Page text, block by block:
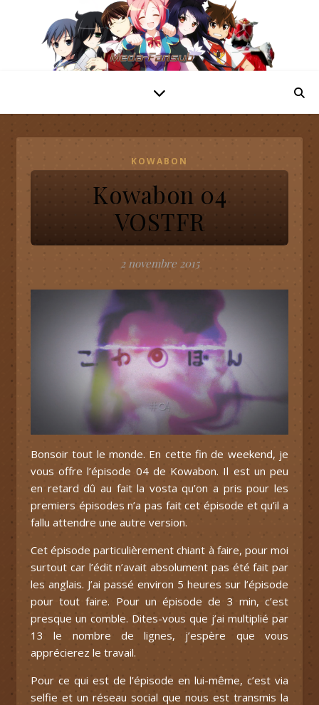
KOWABON
Kowabon 04
VOSTFR
2 novembre 2015
Bonsoir tout le monde. En cette fin de weekend, je
vous offre l’épisode 04 de Kowabon. Il est un peu
en retard dû au fait la vosta qu’on a pris pour les
premiers épisodes n’a pas fait cet épisode et qu’il a
fallu attendre une autre version.
Cet épisode particulièrement chiant à faire, pour moi
surtout car l’édit n’avait absolument pas été fait par
les anglais. J’ai passé environ 5 heures sur l’épisode
pour tout faire. Pour un épisode de 3 min, c’est
presque un comble. Dites-vous que j’ai multiplié par
13 le nombre de lignes, j’espère que vous
apprécierez le travail.
Pour ce qui est de l’épisode en lui-même, c’est via
selfie et un réseau social que nous est transmis la